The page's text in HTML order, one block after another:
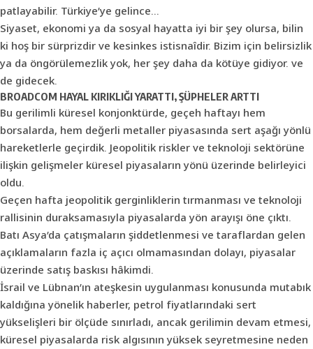
patlayabilir. Türkiye’ye gelince…
Siyaset, ekonomi ya da sosyal hayatta iyi bir şey olursa, bilin
ki hoş bir sürprizdir ve kesinkes istisnaîdir. Bizim için belirsizlik
ya da öngörülemezlik yok, her şey daha da kötüye gidiyor. ve
de gidecek.
BROADCOM HAYAL KIRIKLIĞIYARATTI, ŞÜPHELER ARTTI
Bu gerilimli küresel konjonktürde, geçeh haftayı hem
borsalarda, hem değerli metaller piyasasında sert aşağı yönlü
hareketlerle geçirdik. Jeopolitik riskler ve teknoloji sektörüne
ilişkin gelişmeler küresel piyasaların yönü üzerinde belirleyici
oldu.
Geçen hafta jeopolitik gerginliklerin tırmanması ve teknoloji
rallisinin duraksamasıyla piyasalarda yön arayışı öne çıktı.
Batı Asya’da çatışmaların şiddetlenmesi ve taraflardan gelen
açıklamaların fazla iç açıcı olmamasından dolayı, piyasalar
üzerinde satış baskısı hâkimdi.
İsrail ve Lübnan’ın ateşkesin uygulanması konusunda mutabık
kaldığına yönelik haberler, petrol fiyatlarındaki sert
yükselişleri bir ölçüde sınırladı, ancak gerilimin devam etmesi,
küresel piyasalarda risk algısının yüksek seyretmesine neden